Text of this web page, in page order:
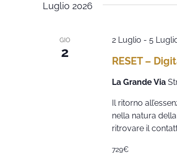
Luglio 2026
GIO
2
RESET –
2 Luglio - 5
La Grande Via
Il ritorno
nella natura
ritrovare il
729€